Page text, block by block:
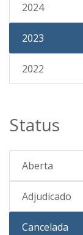
2024
2023
2022
Status
Aberta
Adjudicado
Cancelada